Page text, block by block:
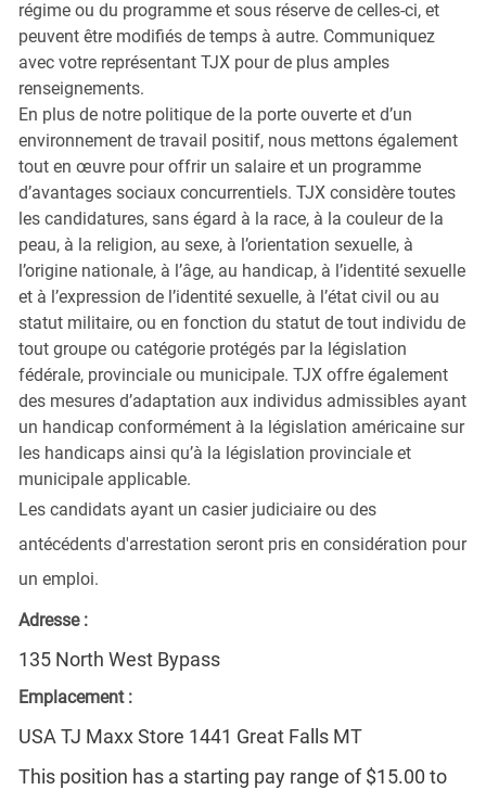
régime ou du programme et sous réserve de celles-ci, et
peuvent être modifiés de temps à autre. Communiquez
avec votre représentant TJX pour de plus amples
renseignements.
En plus de notre politique de la porte ouverte et d’un
environnement de travail positif, nous mettons également
tout en œuvre pour offrir un salaire et un programme
d’avantages sociaux concurrentiels. TJX considère toutes
les candidatures, sans égard à la race, à la couleur de la
peau, à la religion, au sexe, à l’orientation sexuelle, à
l’origine nationale, à l’âge, au handicap, à l’identité sexuelle
et à l’expression de l’identité sexuelle, à l’état civil ou au
statut militaire, ou en fonction du statut de tout individu de
tout groupe ou catégorie protégés par la législation
fédérale, provinciale ou municipale. TJX offre également
des mesures d’adaptation aux individus admissibles ayant
un handicap conformément à la législation américaine sur
les handicaps ainsi qu’à la législation provinciale et
municipale applicable.
Les candidats ayant un casier judiciaire ou des
antécédents d'arrestation seront pris en considération pour
un emploi.
Adresse :
135 North West Bypass
Emplacement :
USA TJ Maxx Store 1441 Great Falls MT
This position has a starting pay range of $15.00 to